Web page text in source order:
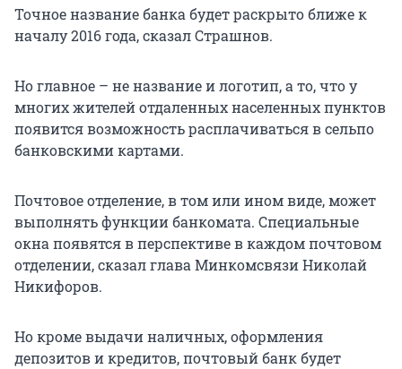
Точное название банка будет раскрыто ближе к
началу 2016 года, сказал Страшнов.
Но главное – не название и логотип, а то, что у
многих жителей отдаленных населенных пунктов
появится возможность расплачиваться в сельпо
банковскими картами.
Почтовое отделение, в том или ином виде, может
выполнять функции банкомата. Специальные
окна появятся в перспективе в каждом почтовом
отделении, сказал глава Минкомсвязи Николай
Никифоров.
Но кроме выдачи наличных, оформления
депозитов и кредитов, почтовый банк будет